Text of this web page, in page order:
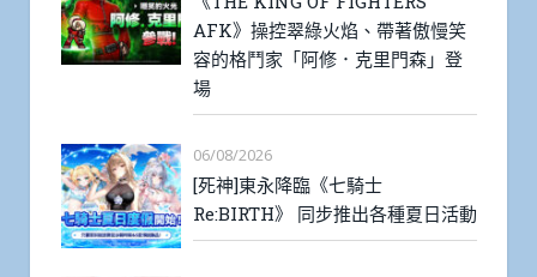
AFK》操控翠綠火焰、帶著傲慢笑
容的格鬥家「阿修．克里門森」登
場
06/08/2026
[死神]東永降臨《七騎士
Re:BIRTH》 同步推出各種夏日活動